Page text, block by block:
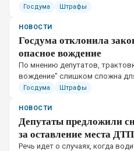
Госдума Штрафы
НОВОСТИ
Госдума отклонила
опасное вождение
По мнению депутатов,
вождение" слишком сложна
Госдума Штрафы
НОВОСТИ
Депутаты предложили
за оставление места ДТП
Речь идет о случаях, когда